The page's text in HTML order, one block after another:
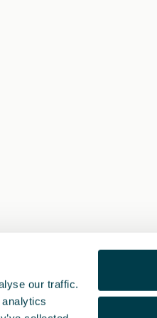
our traffic.